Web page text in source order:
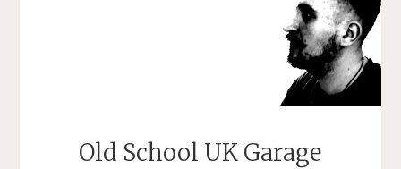
Old School UK Garage